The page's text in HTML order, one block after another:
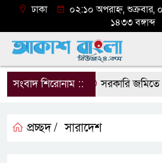
ঢাকা
০২:১০ অপরাহ্ন, শুক্রবার,
১৪৩৩ বঙ্গাব্দ
সংবাদ শিরোনাম :: সরকারি জমিতে
প্রচ্ছদ / সারাদেশ